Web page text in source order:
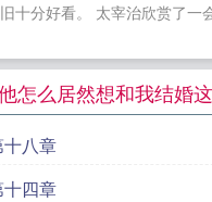
” “郑重声明。我不
一 2综主文野，会
不变，文名也有点
能排出来我真的一
！-----------------------
十分好看。 太宰治欣赏了
怎么居然想和我结婚
十八章
十四章